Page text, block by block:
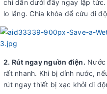
chỉ dẫn dưới đây ngay lập
lo lắng. Chìa khóa để cứu di
2. Rút ngay nguồn điện.
rất nhanh. Khi bị dính nước,
rút ngay thiết bị xạc khỏi di